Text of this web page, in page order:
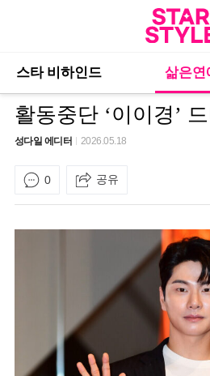
스타 비하인드 삶은연
활동중단 ‘이이경’
성다일 에디터 2026.05.18
0 공유